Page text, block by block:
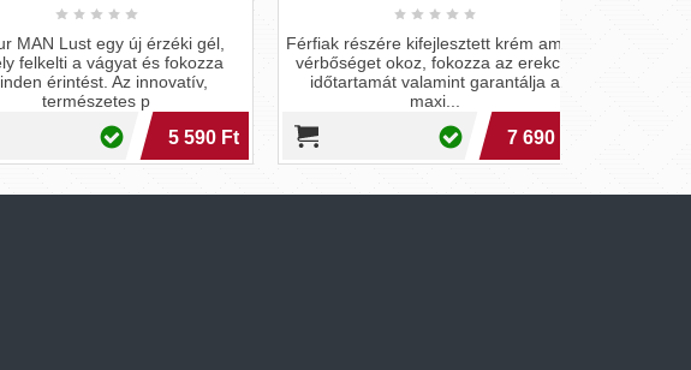
Lust egy új érzéki gél,
a vágyat és fokozza
érintést. Az innovatív,
természetes p
5 590 Ft
Férfiak részére kifejlesztett krém amely
vérbőséget okoz, fokozza az erekció
időtartamát valamint garantálja a
maxi...
7 690 Ft